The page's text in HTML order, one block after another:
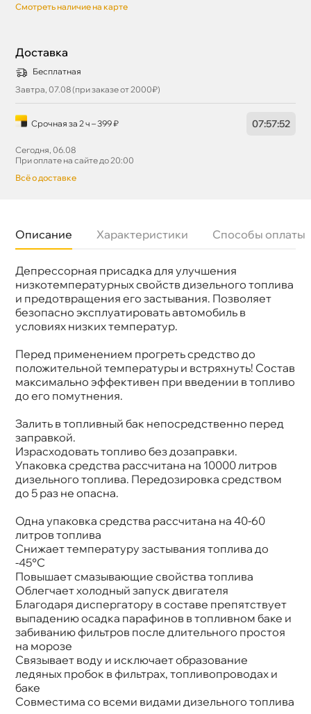
Смотреть наличие на карте
Доставка
Бесплатная
Завтра, 07.08 (при заказе от 2000₽)
Срочная за 2 ч – 399 ₽ 07:57:51
Сегодня, 06.08
При оплате на сайте до 20:00
сё о доставке
Описание Характеристики Способы оплаты
Депрессорная присадка для улучшения
низкотемпературных свойств дизельного топлива
и предотвращения его застывания. Позволяет
езопасно эксплуатировать автомобиль
условиях низких температур.
Перед применением прогреть средство до
положительной температуры и встряхнуть! Соста
максимально эффективен при введении в топливо
до его помутнения.
Залить в топливный бак непосредственно перед
заправкой.
Израсходовать топливо без дозаправки.
Упаковка средства рассчитана на 10000 литро
дизельного топлива. Передозировка средством
до 5 раз не опасна.
Одна упаковка средства рассчитана на 40-60
литров топлива
Снижает температуру застывания топлива до
-45°С
Повышает смазывающие свойства топлива
Облегчает холодный запуск двигателя
Благодаря диспергатору в составе препятствует
ыпадению осадка парафинов в топливном баке и
забиванию фильтров после длительного простоя
на морозе
Связывает воду и исключает образование
ледяных пробок в фильтрах, топливопроводах и
аке
Совместима со всеми видами дизельного топлива
Бренд
LAVR
Объем
Артикул
Ln2106